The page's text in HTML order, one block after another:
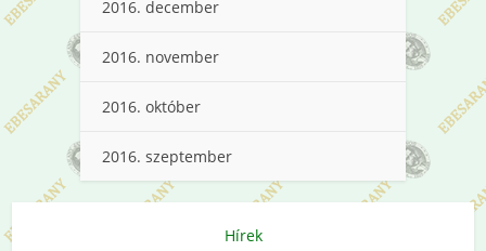
2016. december
2016. november
2016. október
2016. szeptember
Hírek